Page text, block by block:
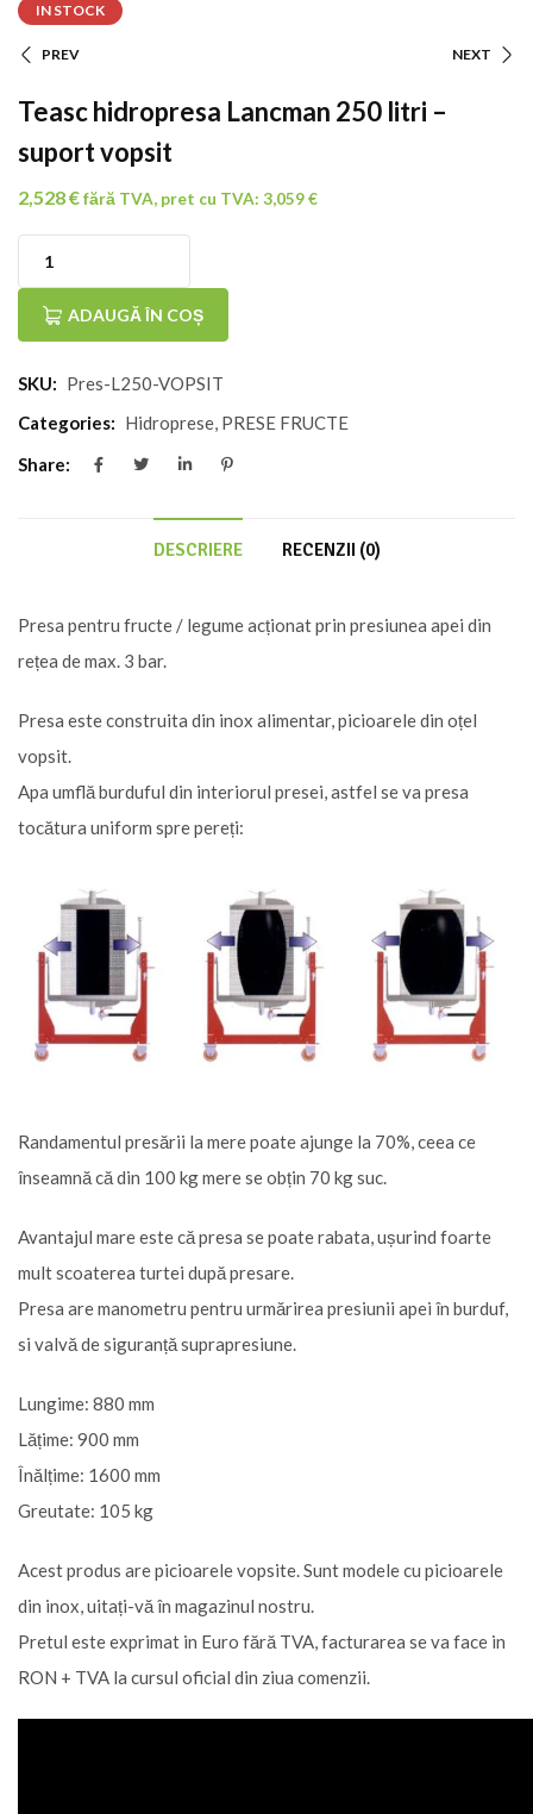
IN STOCK
În
Articole
PREV NEXT
Teasc hidropresa Lancman 250 litri –
suport vopsit
2,528€fără TVA, pret cu TVA: 3,059€
Teasc
Lancman
250
litri
ADAUGĂ ÎN COȘ
SKU: Pres-L250-VOPSIT
Categories: Hidroprese, PRESE FRUCTE
Share:
DESCRIERE RECENZII (0)
Presa pentru fructe / legume acționat prin presiunea apei din
rețea de max. 3 bar.
Presa este construita din inox alimentar, picioarele din oțel
vopsit.
Apa umflă burduful din interiorul presei, astfel se va presa
tocătura uniform spre pereți:
Randamentul presării la mere poate ajunge la 70%, ceea ce
înseamnă că din 100 kg mere se obțin 70 kg suc.
Avantajul mare este că presa se poate rabata, ușurind foarte
mult scoaterea turtei după presare.
Presa are manometru pentru urmărirea presiunii apei în burduf,
si valvă de siguranță suprapresiune.
Lungime: 880 mm
Lățime: 900 mm
Înălțime: 1600 mm
Greutate: 105 kg
Acest produs are picioarele vopsite. Sunt modele cu picioarele
din inox, uitați-vă în magazinul nostru.
Pretul este exprimat in Euro fără TVA, facturarea se va face in
RON + TVA la cursul oficial din ziua comenzii.